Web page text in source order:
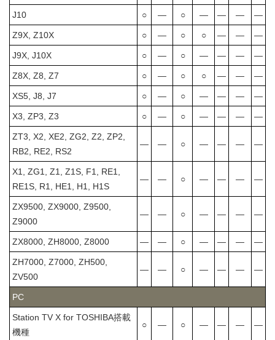
J10 ○ ― ○ ― ― ― ―
Z9X, Z10X ○ ― ○ ○ ― ― ―
J9X, J10X ○ ― ○ ― ― ― ―
Z8X, Z8, Z7 ○ ― ○ ○ ― ― ―
XS5, J8, J7 ○ ― ○ ― ― ― ―
X3, ZP3, Z3 ○ ― ○ ― ― ― ―
ZT3, X2, XE2, ZG2, Z2, ZP2,
RB2, RE2, RS2
― ― ○ ― ― ― ―
X1, ZG1, Z1, Z1S, F1, RE1,
RE1S, R1, HE1, H1, H1S
― ― ○ ― ― ― ―
ZX9500, ZX9000, Z9500,
Z9000
― ― ○ ― ― ― ―
ZX8000, ZH8000, Z8000 ― ― ○ ― ― ― ―
ZH7000, Z7000, ZH500,
ZV500
― ― ○ ― ― ― ―
PC
Station TV X for TOSHIBA搭載
機種
○ ― ○ ― ― ― ―